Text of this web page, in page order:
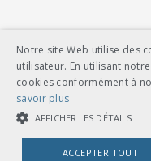
UNION DES TRANSPORTS
Dählhölzliweg 12
Tél. en contact direct avec l’équipe
info@utp.ch
Plan d'accès
Notre site Web utilise des
utilisateur. En utilisant
cookies conformément à
savoir plus
AFFICHER LES DÉTAILS
ACCEPTER TOUT